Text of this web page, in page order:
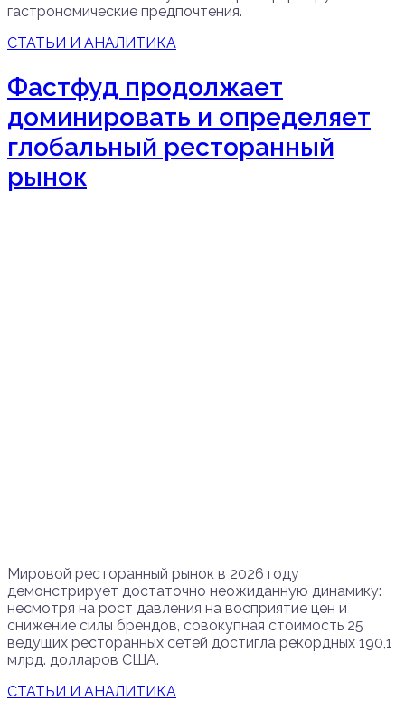
гастрономические предпочтения.
СТАТЬИ И АНАЛИТИКА
Фастфуд продолжает
доминировать и определяет
глобальный ресторанный
рынок
Мировой ресторанный рынок в 2026 году
демонстрирует достаточно неожиданную динамику:
несмотря на рост давления на восприятие цен и
снижение силы брендов, совокупная стоимость 25
ведущих ресторанных сетей достигла рекордных 190,1
млрд. долларов США.
СТАТЬИ И АНАЛИТИКА